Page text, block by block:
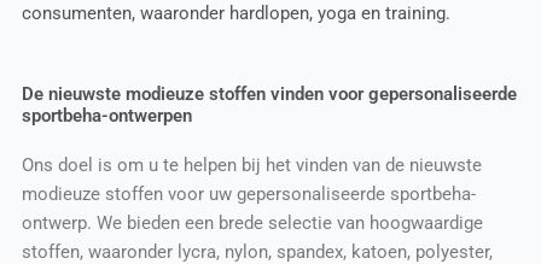
consumenten, waaronder hardlopen, yoga en training.
De nieuwste modieuze stoffen vinden voor gepersonaliseerde
sportbeha-ontwerpen
Ons doel is om u te helpen bij het vinden van de nieuwste
modieuze stoffen voor uw gepersonaliseerde sportbeha-
ontwerp. We bieden een brede selectie van hoogwaardige
stoffen, waaronder lycra, nylon, spandex, katoen, polyester,